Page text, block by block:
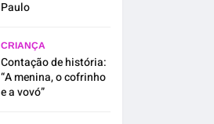
Paulo
CRIANÇA
Contação de história:
“A menina, o cofrinho
e a vovó”